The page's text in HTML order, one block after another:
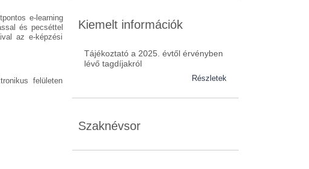
e-learning
és pecséttel
az e-képzési
felületen
Kiemelt információk
Tájékoztató a 2025. évtől érvényben
lévő tagdíjakról
Részletek
Szaknévsor